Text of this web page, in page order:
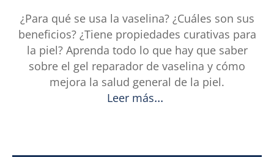
¿Para qué se usa la vaselina? ¿Cuáles son sus
beneficios? ¿Tiene propiedades curativas para
la piel? Aprenda todo lo que hay que saber
sobre el gel reparador de vaselina y cómo
mejora la salud general de la piel.
Leer más